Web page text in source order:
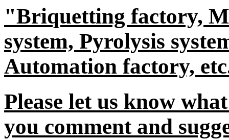
"Briquetting factory,
system, Pyrolysis
Automation factory,
Please let us know
you comment and